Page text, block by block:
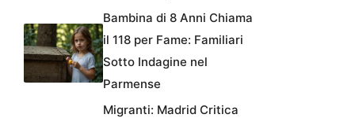
Bambina di 8 Anni Chiama
il 118 per Fame: Familiari
Sotto Indagine nel
Parmense
Migranti: Madrid Critica